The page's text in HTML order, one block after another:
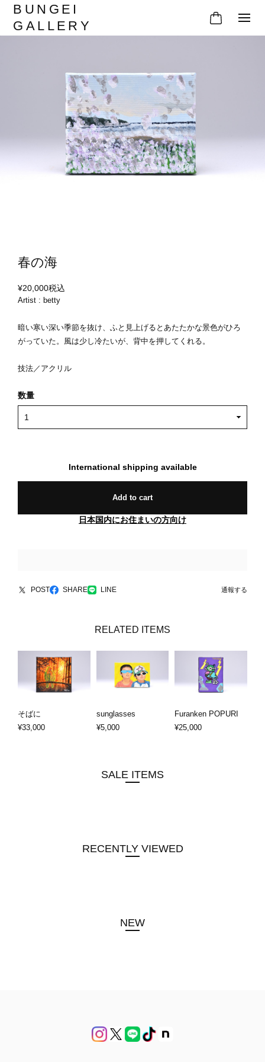
BUNGEI
GALLERY
春の海
¥20,000税込
Artist : betty
暗い寒い深い季節を抜け、ふと見上げるとあたたかな景色がひろ
がっていた。風は少し冷たいが、背中を押してくれる。
技法／アクリル
数量
International shipping available
Add to cart
日本国内にお住まいの方向け
POST SHARE LINE 通報する
RELATED ITEMS
そばに
¥33,000
sunglasses
¥5,000
Furanken POPURI
¥25,000
SALE ITEMS
RECENTLY VIEWED
NEW